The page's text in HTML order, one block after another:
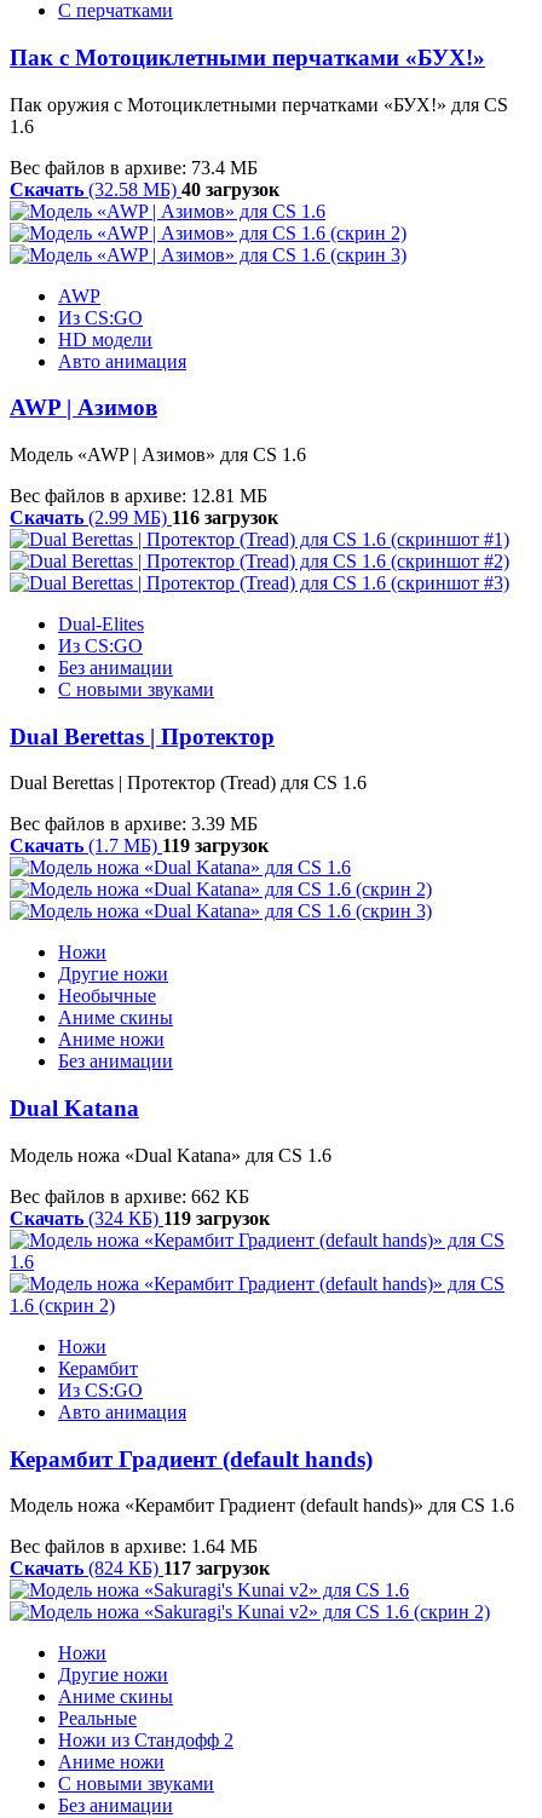
С перчатками
Пак с Мотоциклетными перчатками «БУХ!»
Пак оружия с Мотоциклетными перчатками «БУХ!» для CS
1.6
Вес файлов в архиве: 73.4 МБ
Скачать (32.58 МБ) 40 загрузок
AWP
Из CS:GO
HD модели
Авто анимация
AWP | Азимов
Модель «AWP | Азимов» для CS 1.6
Вес файлов в архиве: 12.81 МБ
Скачать (2.99 МБ) 116 загрузок
Dual-Elites
Из CS:GO
Без анимации
С новыми звуками
Dual Berettas | Протектор
Dual Berettas | Протектор (Tread) для CS 1.6
Вес файлов в архиве: 3.39 МБ
Скачать (1.7 МБ) 119 загрузок
Ножи
Другие ножи
Необычные
Аниме скины
Аниме ножи
Без анимации
Dual Katana
Модель ножа «Dual Katana» для CS 1.6
Вес файлов в архиве: 662 КБ
Скачать (324 КБ) 119 загрузок
Ножи
Керамбит
Из CS:GO
Авто анимация
Керамбит Градиент (default hands)
Модель ножа «Керамбит Градиент (default hands)» для CS 1.6
Вес файлов в архиве: 1.64 МБ
Скачать (824 КБ) 117 загрузок
Ножи
Другие ножи
Аниме скины
Реальные
Ножи из Стандофф 2
Аниме ножи
С новыми звуками
Без анимации